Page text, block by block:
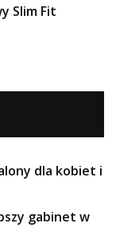
Slim Fit
dla kobiet i
gabinet w